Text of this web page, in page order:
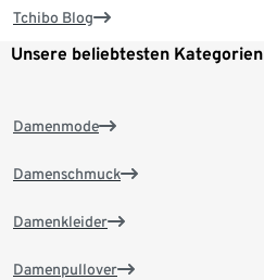
Tchibo Blog
Unsere beliebtesten Kategorien
Damenmode
Damenschmuck
Damenkleider
Damenpullover